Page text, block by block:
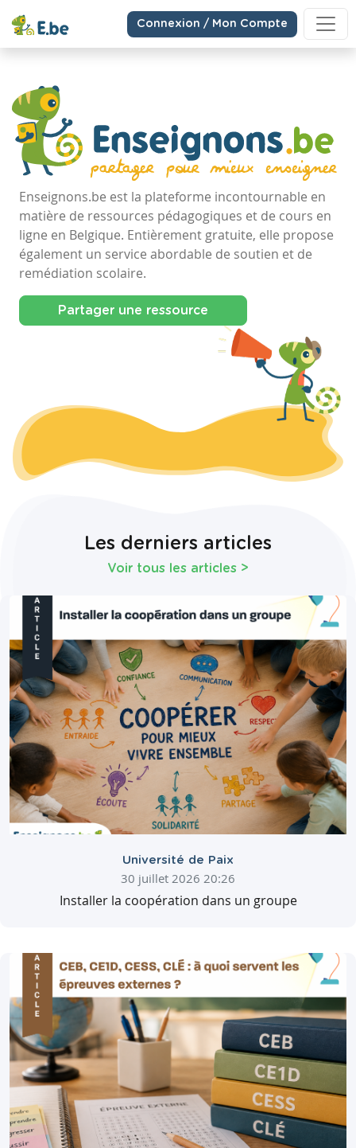
Connexion / Mon Compte
Enseignons.be est la plateforme incontournable en
matière de ressources pédagogiques et de cours en
ligne en Belgique. Entièrement gratuite, elle propose
également un service abordable de soutien et de
remédiation scolaire.
Partager une ressource
Les derniers articles
Voir tous les articles >
Université de Paix
30 juillet 2026 20:26
Installer la coopération dans un groupe